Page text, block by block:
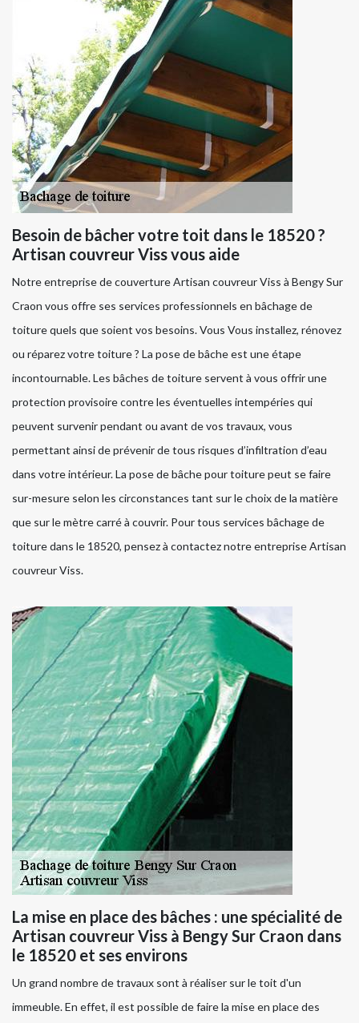
Besoin de bâcher votre toit dans le 18520 ?
Artisan couvreur Viss vous aide
Notre entreprise de couverture Artisan couvreur Viss à Bengy Sur
Craon vous offre ses services professionnels en bâchage de
toiture quels que soient vos besoins. Vous Vous installez, rénovez
ou réparez votre toiture ? La pose de bâche est une étape
incontournable. Les bâches de toiture servent à vous offrir une
protection provisoire contre les éventuelles intempéries qui
peuvent survenir pendant ou avant de vos travaux, vous
permettant ainsi de prévenir de tous risques d’infiltration d’eau
dans votre intérieur. La pose de bâche pour toiture peut se faire
sur-mesure selon les circonstances tant sur le choix de la matière
que sur le mètre carré à couvrir. Pour tous services bâchage de
toiture dans le 18520, pensez à contactez notre entreprise Artisan
couvreur Viss.
La mise en place des bâches : une spécialité de
Artisan couvreur Viss à Bengy Sur Craon dans
le 18520 et ses environs
Un grand nombre de travaux sont à réaliser sur le toit d'un
immeuble. En effet, il est possible de faire la mise en place des